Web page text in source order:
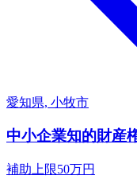
愛知県, 小牧市
中小企業知的財産
補助上限50万円